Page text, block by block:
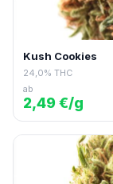
Kush Cookies
24,0% THC
ab
2,49 €/g